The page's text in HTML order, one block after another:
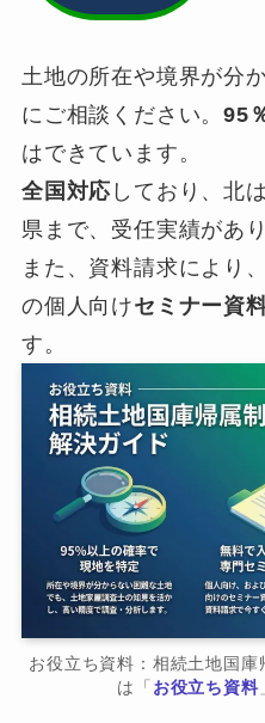
土地の所在や境界が分
にご相談ください。95
はできています。
全国対応 しており、北
県まで、受任実績があり
また、資料請求により、
の個人向けセミナー資
す。
お役立ち資料：相続土地国
は「 お役立ち資料